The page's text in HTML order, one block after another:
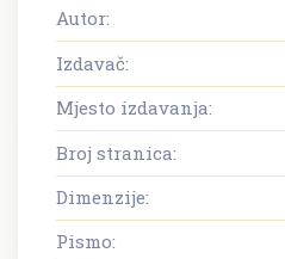
Autor:
Izdavač:
Mjesto izdavanja:
Broj stranica:
Dimenzije:
Pismo: